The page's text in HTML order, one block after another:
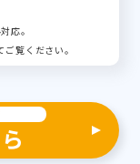
応。
覧ください。